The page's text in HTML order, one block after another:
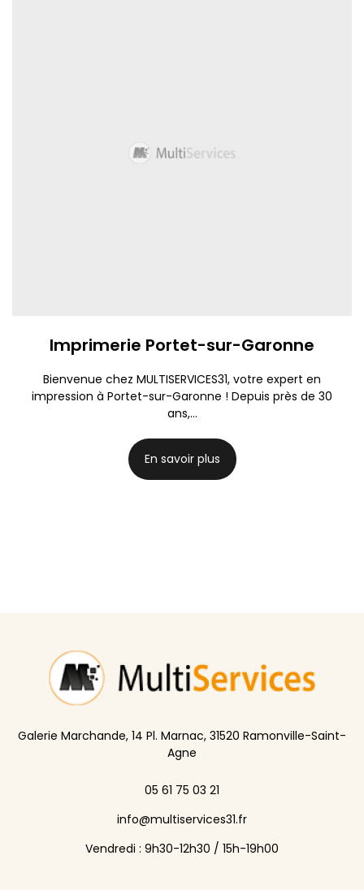
Imprimerie Portet-sur-Garonne
Bienvenue chez MULTISERVICES31, votre expert en
impression à Portet-sur-Garonne ! Depuis près de 30
ans,...
En savoir plus
Galerie Marchande, 14 Pl. Marnac, 31520 Ramonville-Saint-
Agne
05 61 75 03 21
info@multiservices31.fr
Vendredi : 9h30-12h30 / 15h-19h00